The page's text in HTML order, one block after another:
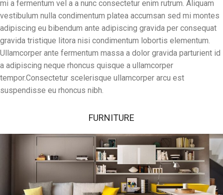
mi a fermentum vel a a nunc consectetur enim rutrum. Aliquam
vestibulum nulla condimentum platea accumsan sed mi montes
adipiscing eu bibendum ante adipiscing gravida per consequat
gravida tristique litora nisi condimentum lobortis elementum.
Ullamcorper ante fermentum massa a dolor gravida parturient id
a adipiscing neque rhoncus quisque a ullamcorper
tempor.Consectetur scelerisque ullamcorper arcu est
suspendisse eu rhoncus nibh.
FURNITURE